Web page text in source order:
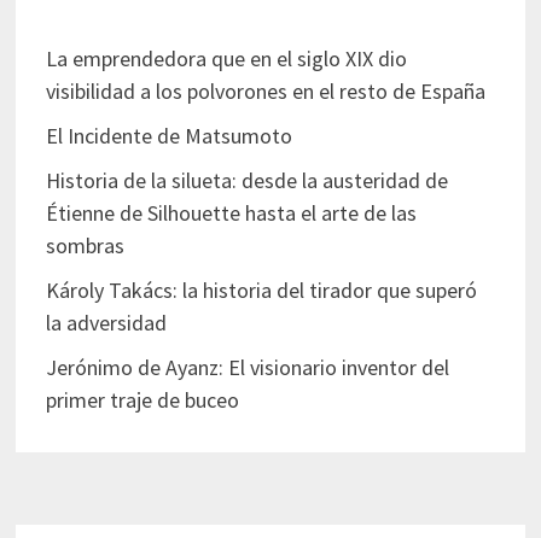
La emprendedora que en el siglo XIX dio
visibilidad a los polvorones en el resto de España
El Incidente de Matsumoto
Historia de la silueta: desde la austeridad de
Étienne de Silhouette hasta el arte de las
sombras
Károly Takács: la historia del tirador que superó
la adversidad
Jerónimo de Ayanz: El visionario inventor del
primer traje de buceo